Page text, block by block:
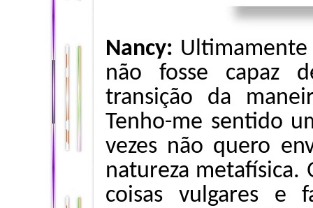
Nancy:
não fosse capaz
transição da
Tenho-me sentido
vezes não quero
natureza metafísica.
coisas vulgares e